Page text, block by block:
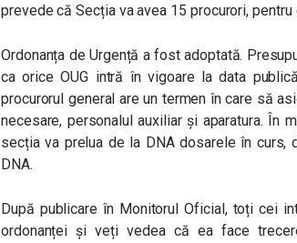
prevede că Secția va avea 15 procurori,
Ordonanța de Urgență a fost adoptată.
ca orice OUG intră în vigoare la data
procurorul general are un termen în care să
necesare, personalul auxiliar și aparatura. În
secția va prelua de la DNA dosarele în curs,
DNA.
După publicare în Monitorul Oficial, toți cei
ordonanței și veți vedea că ea face